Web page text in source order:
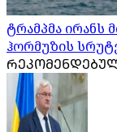
ტრამპმა ირანს
ჰორმუზის